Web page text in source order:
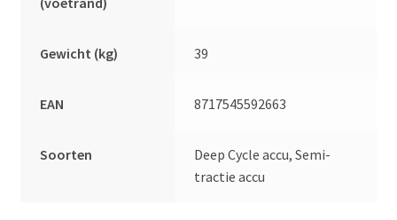
Gewicht (kg) 39
EAN 8717545592663
Soorten
Deep Cycle accu, Semi-
tractie accu